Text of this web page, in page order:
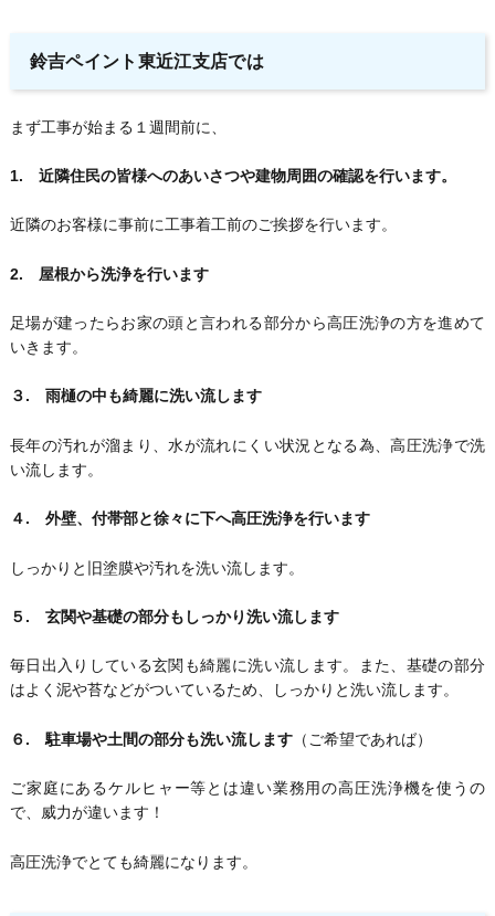
鈴吉ペイント東近江支店では
まず工事が始まる１週間前に、
1. 近隣住民の皆様へのあいさつや建物周囲の確認を行います。
近隣のお客様に事前に工事着工前のご挨拶を行います。
2. 屋根から洗浄を行います
足場が建ったらお家の頭と言われる部分から高圧洗浄の方を進めて
いきます。
３. 雨樋の中も綺麗に洗い流します
長年の汚れが溜まり、水が流れにくい状況となる為、高圧洗浄で洗
い流します。
４. 外壁、付帯部と徐々に下へ高圧洗浄を行います
しっかりと旧塗膜や汚れを洗い流します。
５. 玄関や基礎の部分もしっかり洗い流します
毎日出入りしている玄関も綺麗に洗い流します。また、基礎の部分
はよく泥や苔などがついているため、しっかりと洗い流します。
６. 駐車場や土間の部分も洗い流します（ご希望であれば）
ご家庭にあるケルヒャー等とは違い業務用の高圧洗浄機を使うの
で、威力が違います！
高圧洗浄でとても綺麗になります。